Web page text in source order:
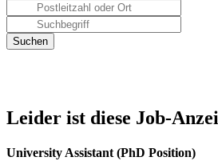
Leider ist diese Job-
University Assistant (PhD Position)